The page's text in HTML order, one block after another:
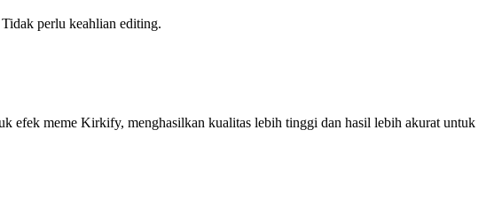
perlu keahlian editing.
efek meme Kirkify, menghasilkan kualitas lebih tinggi dan hasil lebih akurat untuk